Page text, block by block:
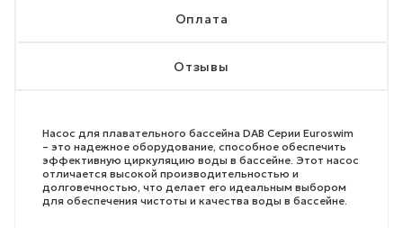
Оплата
Отзывы
Насос для плавательного бассейна DAB Серии Euroswim
– это надежное оборудование, способное обеспечить
эффективную циркуляцию воды в бассейне. Этот насос
отличается высокой производительностью и
долговечностью, что делает его идеальным выбором
для обеспечения чистоты и качества воды в бассейне.